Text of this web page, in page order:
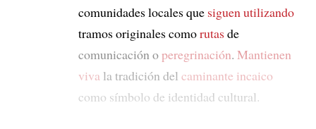
comunidades locales que siguen utilizando
tramos originales comorutasde
comunicación operegrinación. Mantienen
viva la tradición del caminante incaico
como símbolo de identidad cultural.